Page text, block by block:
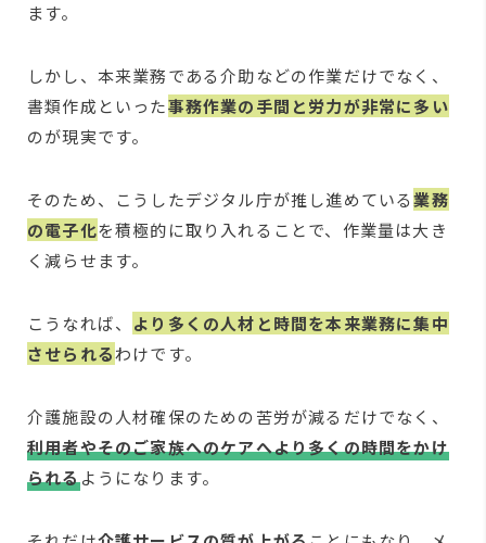
ます。
しかし、本来業務である介助などの作業だけでなく、
書類作成といった事務作業の手間と労力が非常に多い
のが現実です。
そのため、こうしたデジタル庁が推し進めている業務
の電子化を積極的に取り入れることで、作業量は大き
く減らせます。
こうなれば、 より多くの人材と時間を本来業務に集中
させられるわけです。
介護施設の人材確保のための苦労が減るだけでなく、
利用者やそのご家族へのケアへより多くの時間をかけ
られるようになります。